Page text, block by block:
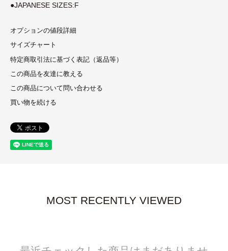
●JAPANESE SIZES:F
オプションの値段詳細
サイズチャート
特定商取引法に基づく表記（返品等）
この商品を友達に教える
この商品について問い合わせる
買い物を続ける
MOST RECENTLY VIEWED